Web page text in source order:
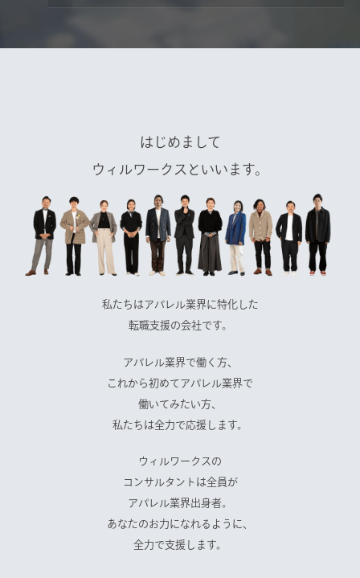
はじめまして
ウィルワークスといいます。
私たちはアパレル業界に特化した
転職支援の会社です。
アパレル業界で働く方、
これから初めてアパレル業界で
働いてみたい方、
私たちは全力で応援します。
ウィルワークスの
コンサルタントは全員が
アパレル業界出身者。
あなたのお力になれるように、
全力で支援します。